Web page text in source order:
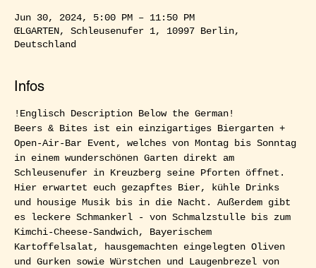
Jun 30, 2024, 5:00 PM – 11:50 PM
ŒLGARTEN, Schleusenufer 1, 10997 Berlin,
Deutschland
Infos
!Englisch Description Below the German!
Beers & Bites ist ein einzigartiges Biergarten +
Open-Air-Bar Event, welches von Montag bis Sonntag
in einem wunderschönen Garten direkt am
Schleusenufer in Kreuzberg seine Pforten öffnet.
Hier erwartet euch gezapftes Bier, kühle Drinks
und housige Musik bis in die Nacht. Außerdem gibt
es leckere Schmankerl - von Schmalzstulle bis zum
Kimchi-Cheese-Sandwich, Bayerischem
Kartoffelsalat, hausgemachten eingelegten Oliven
und Gurken sowie Würstchen und Laugenbrezel von